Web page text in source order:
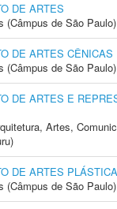
DE ARTES
(Câmpus de São Paulo)
DE ARTES CÊNICAS
(Câmpus de São Paulo)
DE ARTES E
Artes,
DE ARTES
(Câmpus de São Paulo)